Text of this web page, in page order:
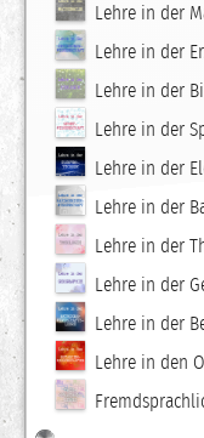
Lehre in der
Lehre in der
Lehre in der
Lehre in der
Lehre in der
Lehre in der
Lehre in der
Lehre in der
Lehre in der
Lehre in den